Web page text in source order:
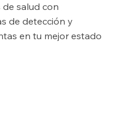
salud con
de detección y
en tu mejor estado